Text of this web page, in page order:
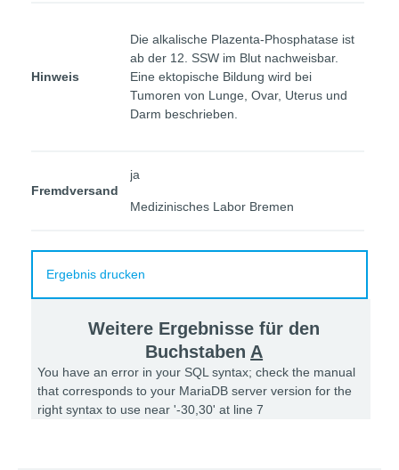
Hinweis
Die alkalische Plazenta-Phosphatase ist
ab der 12. SSW im Blut nachweisbar.
Eine ektopische Bildung wird bei
Tumoren von Lunge, Ovar, Uterus und
Darm beschrieben.
Fremdversand
ja
Medizinisches Labor Bremen
Ergebnis drucken
Weitere Ergebnisse für den
Buchstaben A
You have an error in your SQL syntax; check the manual
that corresponds to your MariaDB server version for the
right syntax to use near '-30,30' at line 7